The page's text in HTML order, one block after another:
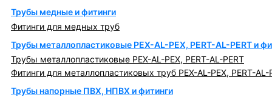
Трубы медные и фитинги
Фитинги для медных труб
Трубы металлопластиковые PEX-AL-PEX, PERT-AL-PERT и
Трубы металлопластиковые PEX-AL-PEX, PERT-AL-PERT
Фитинги для металлопластиковых труб PEX-AL-PEX, PERT-AL-
Трубы напорные ПВХ, НПВХ и фитинги